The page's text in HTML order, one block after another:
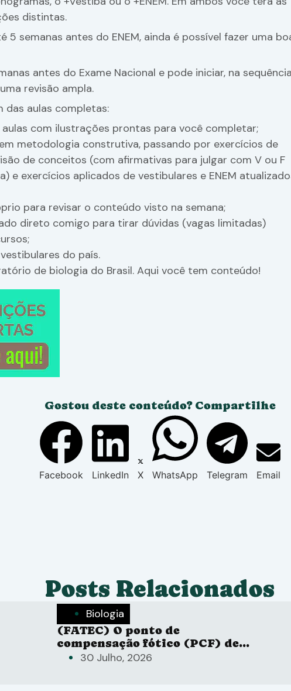
distintas.
semanas antes do ENEM, ainda é possível fazer uma
antes do Exame Nacional e pode iniciar, na
revisão ampla.
das aulas completas:
com ilustrações prontas para você completar;
metodologia construtiva, passando por exercícios de
de conceitos (com afirmativas para julgar com V ou F
e exercícios aplicados de vestibulares e ENEM
para revisar o conteúdo visto na semana;
direto comigo para tirar dúvidas (vagas limitadas)
do país.
de biologia do Brasil. Aqui você tem conteúdo!
Gostou deste conteúdo? Compartilhe
Facebook LinkedIn X WhatsApp Telegram Email
Posts Relacionados
Biologia
(FATEC) O ponto de
compensação fótico (PCF) de
uma planta
30 Julho, 2026